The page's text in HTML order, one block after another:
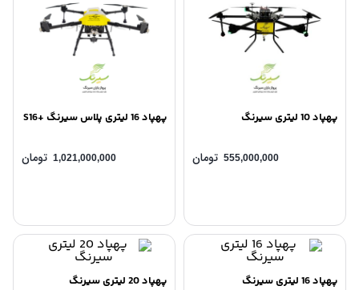
پهپاد 10 لیتری سیرنگ
555,000,000 تومان
پهپاد 16 لیتری پلاس سیرنگ +S16
1,021,000,000 تومان
پهپاد 16 لیتری سیرنگ پهپاد 20 لیتری سیرنگ